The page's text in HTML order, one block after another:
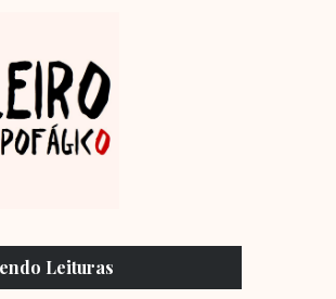
Leituras